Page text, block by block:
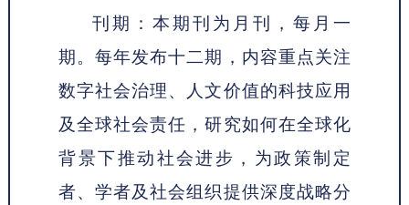
刊期：本期刊为月刊，每月一
期。每年发布十二期，内容重点关注
数字社会治理、人文价值的科技应用
及全球社会责任，研究如何在全球化
背景下推动社会进步，为政策制定
者、学者及社会组织提供深度战略分